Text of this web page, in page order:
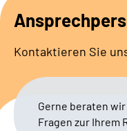
Unsere Angebote
Karriere
Kontaktieren Sie
Gerne beraten
Fragen zur Ihrem